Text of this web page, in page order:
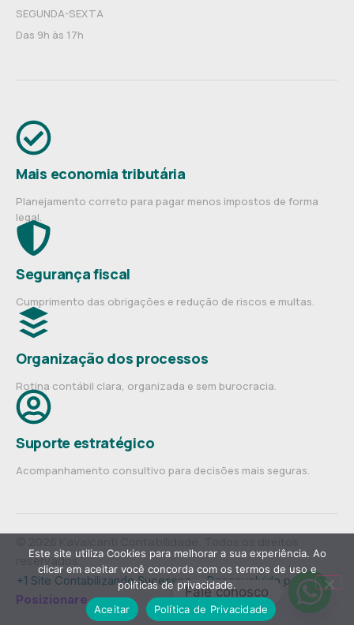
SEGUNDA-SEXTA
Das 9h às 17h
Mais economia tributária
Planejamento correto para pagar menos impostos de forma
legal.
Segurança fiscal
Cumprimento das obrigações e redução de riscos e multas.
Organização dos processos
Rotina contábil clara, organizada e sem burocracia.
Suporte estratégico
Acompanhamento consultivo para decisões mais seguras.
reservados.
+1 Site Contabilizando Sucessos— Desenvolvido por
Posizionare.
Este site utiliza Cookies para melhorar a sua experiência. Ao
clicar em aceitar você concorda com os termos de uso e
políticas de privacidade.
Aceitar
Política de Privacidade
Fale conosco